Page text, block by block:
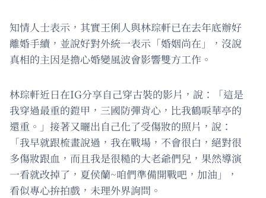
知情人士表示，其實王俐人與林琮軒已在去年底辦好
離婚手續，並說好對外統一表示「婚姻尚在」，沒說
真相的主因是擔心婚變風波會影響雙方工作。
林琮軒近日在IG分享自己穿古裝的影片，說：「這是
我穿過最重的鎧甲，三國防彈背心，比我鶴唳華亭的
還重。」接著又曬出自己化了受傷妝的照片，說：
「我早就跟梳畫說過，我在戰場，不會很白，絕對很
多傷妝跟血，而且我是很糙的大老爺們兒，果然導演
一看就改掉了，夏侯蘭~咱們準備開戰吧，加油」，
看似專心拚拍戲，未理外界詢問。